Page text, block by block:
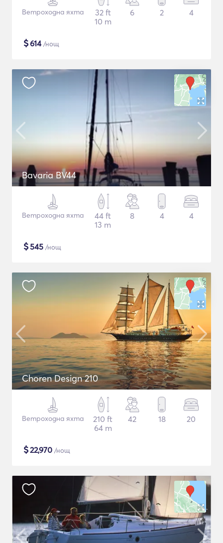
Ветроходна яхта
32 ft
10 m
6 2 4
$614/нощ
Bavaria BV44
Ветроходна яхта
44 ft
13 m
8 4 4
$545 /нощ
Choren Design 210
Ветроходна яхта
210 ft
64 m
42 18 20
$22,970 /нощ